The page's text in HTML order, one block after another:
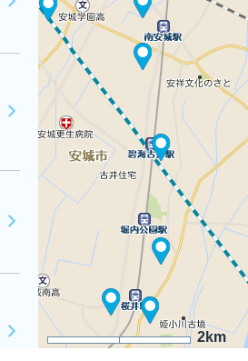
2km